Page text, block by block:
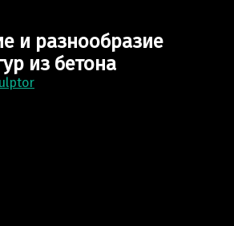
и разнообразие
из бетона